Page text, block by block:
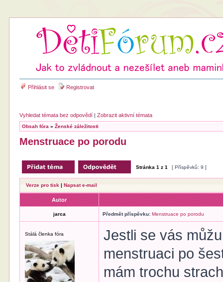
Přihlásit se Registrovat
Vyhledat témata bez odpovědí |Zobrazit aktivní témata
Obsah fóra »Ženské záležitosti
Menstruace po porodu
Stránka1 z1 [ Příspěvků: 9 ]
Verze pro tisk |Napsat e-mail
Autor
jarca Předmět příspěvku: Menstruace po porodu
Stálá členka fóra
Jestli se vás
menstruaci po
mám trochu